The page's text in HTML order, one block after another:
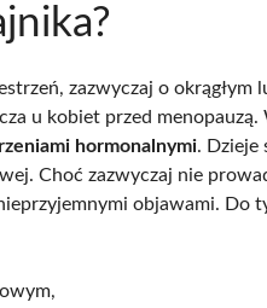
zazwyczaj o
u kobiet przed
hormonalnymi. Dzieje
Choć zazwyczaj nie
objawami. Do